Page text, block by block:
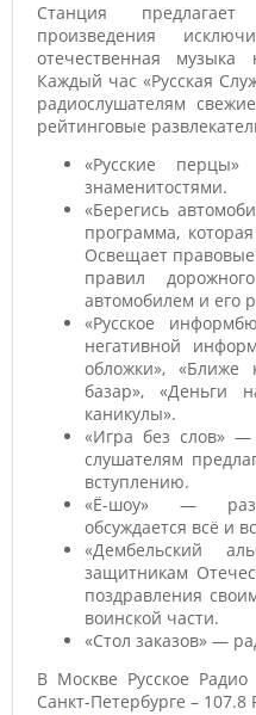
Станция
произведения
отечественная
Каждый час «Русская
радиослушателям
рейтинговые
«Русские
знаменитостями.
«Берегись
программа,
Освещает
правил
автомобилем и его
«Русское
негативной
обложки»,
базар», «Деньги
каникулы».
«Игра без слов» —
слушателям
вступлению.
«Ё-шоу» —
обсуждается всё и
«Дембельский
защитникам
поздравления
воинской части.
«Стол заказов» —
В Москве Русское
Санкт-Петербурге – 107.8